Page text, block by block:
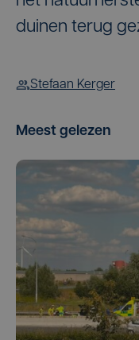
duinen terug
Stefaan Kerger
Meest gelezen